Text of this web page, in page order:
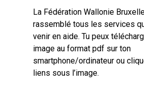
La Fédération Wallonie
rassemblé tous les services
venir en aide. Tu peux
image au format pdf sur ton
smartphone/ordinateur ou
liens sous l’image.